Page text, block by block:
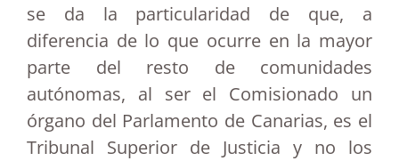
se da la particularidad de que, a
diferencia de lo que ocurre en la mayor
parte del resto de comunidades
autónomas, al ser el Comisionado un
órgano del Parlamento de Canarias, es el
Tribunal Superior de Justicia y no los